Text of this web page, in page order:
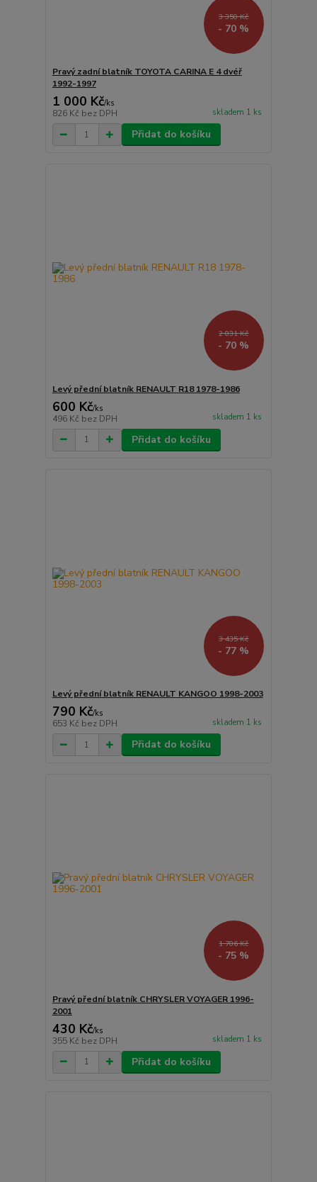
3 350 Kč
- 70 %
Pravý zadní blatník TOYOTA CARINA E 4 dvéř
1992-1997
1 000 Kč/ks
826 Kč bez DPH skladem 1 ks
Přidat do košíku
2 031 Kč
- 70 %
Levý přední blatník RENAULT R18 1978-1986
600 Kč/ks
496 Kč bez DPH skladem 1 ks
Přidat do košíku
3 435 Kč
- 77 %
Levý přední blatník RENAULT KANGOO 1998-2003
790 Kč/ks
653 Kč bez DPH skladem 1 ks
Přidat do košíku
1 706 Kč
- 75 %
Pravý přední blatník CHRYSLER VOYAGER 1996-
2001
430 Kč/ks
355 Kč bez DPH skladem 1 ks
Přidat do košíku